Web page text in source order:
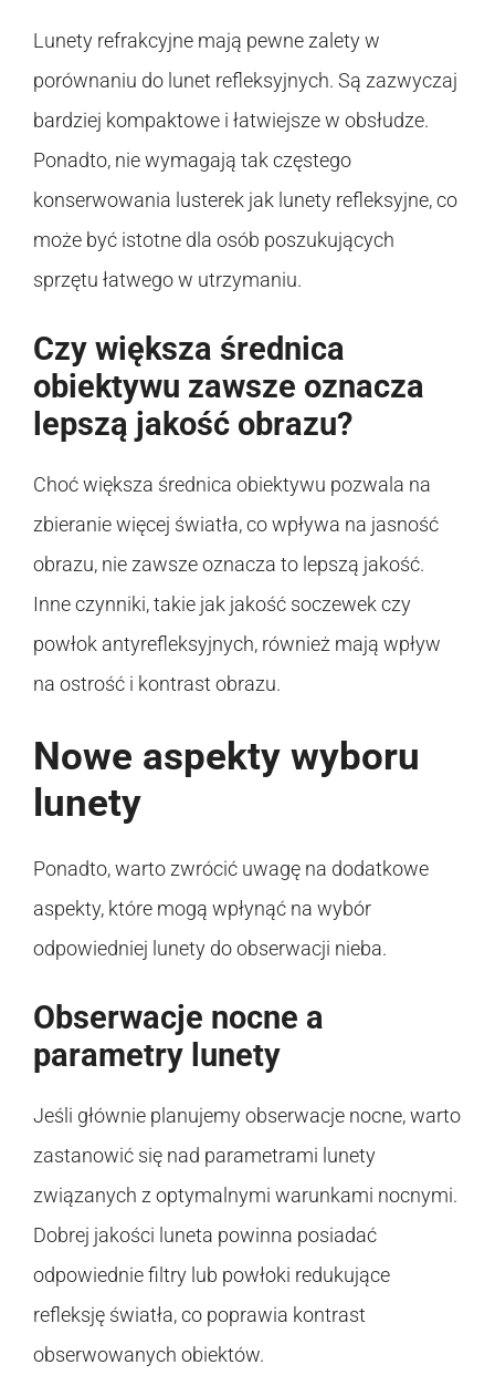
Lunety refrakcyjne mają pewne zalety w
porównaniu do lunet refleksyjnych. Są zazwyczaj
bardziej kompaktowe i łatwiejsze w obsłudze.
Ponadto, nie wymagają tak częstego
konserwowania lusterek jak lunety refleksyjne, co
może być istotne dla osób poszukujących
sprzętu łatwego w utrzymaniu.
Czy większa średnica
obiektywu zawsze oznacza
lepszą jakość obrazu?
Choć większa średnica obiektywu pozwala na
zbieranie więcej światła, co wpływa na jasność
obrazu, nie zawsze oznacza to lepszą jakość.
Inne czynniki, takie jak jakość soczewek czy
powłok antyrefleksyjnych, również mają wpływ
na ostrość i kontrast obrazu.
Nowe aspekty wyboru
lunety
Ponadto, warto zwrócić uwagę na dodatkowe
aspekty, które mogą wpłynąć na wybór
odpowiedniej lunety do obserwacji nieba.
Obserwacje nocne a
parametry lunety
Jeśli głównie planujemy obserwacje nocne, warto
zastanowić się nad parametrami lunety
związanych z optymalnymi warunkami nocnymi.
Dobrej jakości luneta powinna posiadać
odpowiednie filtry lub powłoki redukujące
refleksję światła, co poprawia kontrast
obserwowanych obiektów.